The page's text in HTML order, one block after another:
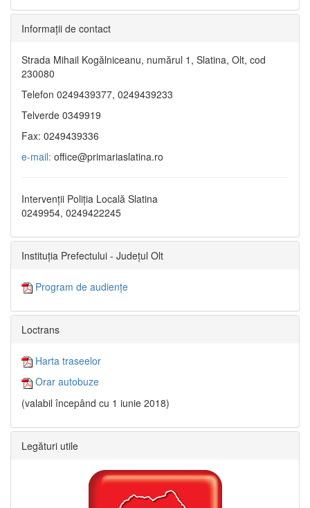
Informaţii de contact
Strada Mihail Kogălniceanu, numărul 1, Slatina, Olt, cod
230080
Telefon 0249439377, 0249439233
Telverde 0349919
Fax: 0249439336
e-mail: office@primariaslatina.ro
Intervenții Poliția Locală Slatina
0249954, 0249422245
Instituția Prefectului - Județul Olt
Program de audiențe
Loctrans
Harta traseelor
Orar autobuze
(valabil începând cu 1 iunie 2018)
Legături utile